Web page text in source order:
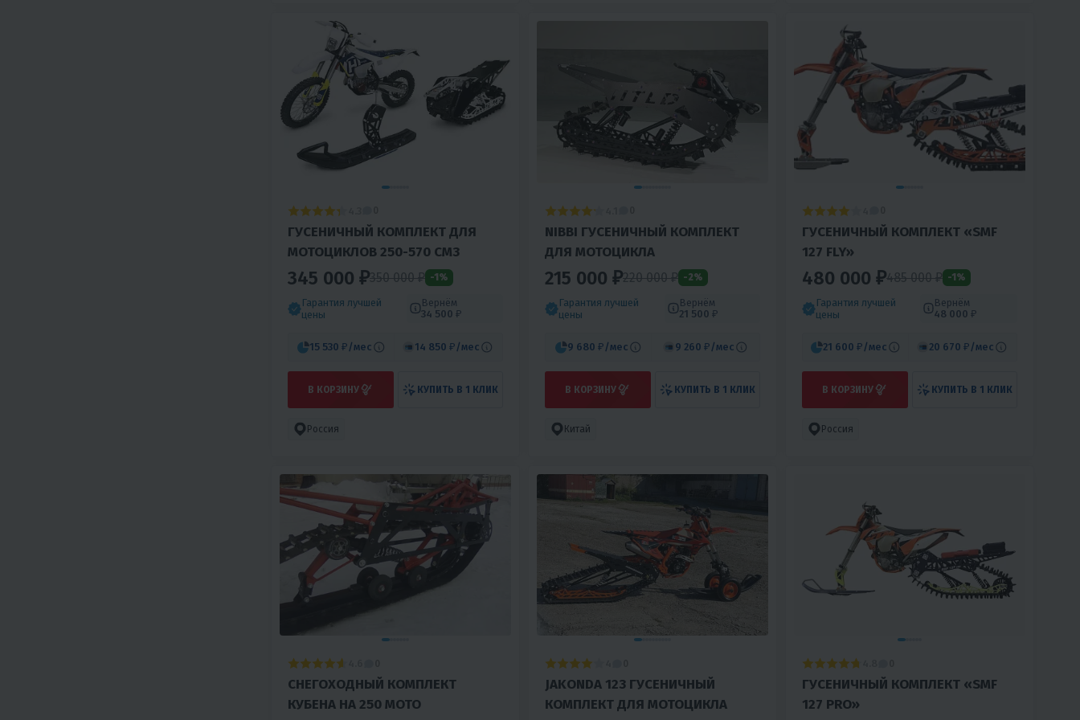
ГУСЕНИЧНЫЙ КОМПЛЕКТ ДЛЯ
МОТОЦИКЛОВ 250-570 СМ3
345 000 ₽350 000 ₽ -1%
Гарантия лучшей
цены
Вернём
34 500 ₽
15 530 ₽ /мес 14 850 ₽ /мес
В КОРЗИНУ КУПИТЬ В 1 КЛИК
Россия
NIBBI ГУСЕНИЧНЫЙ КОМПЛЕКТ
ДЛЯ МОТОЦИКЛА
215 000 ₽220 000 ₽ -2%
Гарантия лучшей
цены
Вернём
21 500 ₽
9 680 ₽ /мес 9 260 ₽ /мес
В КОРЗИНУ КУПИТЬ В 1 КЛИК
Китай
ГУСЕНИЧНЫЙ КОМПЛЕКТ «SMF
127 FLY»
480 000 ₽485 000 ₽ -1%
Гарантия лучшей
цены
Вернём
48 000 ₽
21 600 ₽ /мес 20 670 ₽ /мес
В КОРЗИНУ КУПИТЬ В 1 КЛИК
Россия
СНЕГОХОДНЫЙ КОМПЛЕКТ
КУБЕНА НА 250 МОТО
JAKONDА 123 ГУСЕНИЧНЫЙ
КОМПЛЕКТ ДЛЯ МОТОЦИКЛА
ГУСЕНИЧНЫЙ КОМПЛЕКТ «SMF
127 PRO»